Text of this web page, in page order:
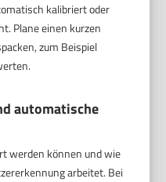
kalibriert oder
Plane einen kurzen
zum Beispiel
automatische
werden können und wie
arbeitet. Bei